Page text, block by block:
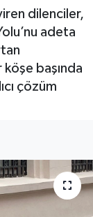
dilenciler,
adeta
başında
çözüm